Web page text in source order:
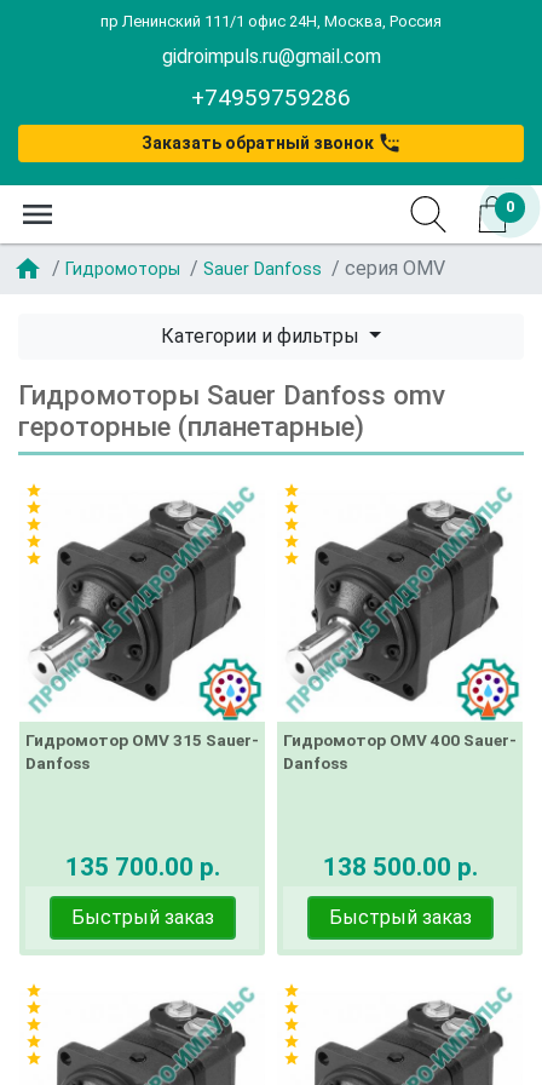
пр Ленинский 111/1 офис 24Н, Москва, Россия
gidroimpuls.ru@gmail.com
+74959759286
Заказать обратный звонок settings_phone
menu 0
home Гидромоторы Sauer Danfoss серия OMV
Категории и фильтры
Гидромоторы Sauer Danfoss omv
героторные (планетарные)
Гидромотор OMV 315 Sauer-
Danfoss
135 700.00 р.
star
star
star
star
star
Быстрый заказ
Гидромотор OMV 400 Sauer-
Danfoss
138 500.00 р.
star
star
star
star
star
Быстрый заказ
star
star
star
star
star
star
star
star
star
star